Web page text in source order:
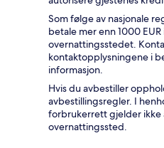
Som følge av nasjonale
betale mer enn 1000
overnattingsstedet.
kontaktopplysningene i
informasjon.
Hvis du avbestiller
avbestillingsregler. I
forbrukerrett gjelder ikke
overnattingssted.